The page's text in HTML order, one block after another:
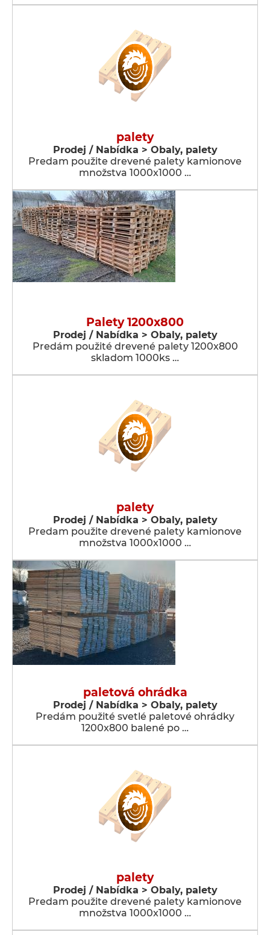
palety
Prodej / Nabídka > Obaly, palety
Predam použite drevené palety kamionove
množstva 1000x1000 …
Palety 1200x800
Prodej / Nabídka > Obaly, palety
Predám použité drevené palety 1200x800
skladom 1000ks …
palety
Prodej / Nabídka > Obaly, palety
Predam použite drevené palety kamionove
množstva 1000x1000 …
paletová ohrádka
Prodej / Nabídka > Obaly, palety
Predám použité svetlé paletové ohrádky
1200x800 balené po …
palety
Prodej / Nabídka > Obaly, palety
Predam použite drevené palety kamionove
množstva 1000x1000 …